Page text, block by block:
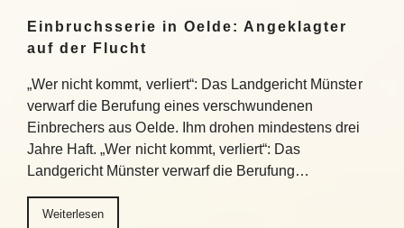
Einbruchsserie in Oelde: Angeklagter
auf der Flucht
„Wer nicht kommt, verliert“: Das Landgericht Münster
verwarf die Berufung eines verschwundenen
Einbrechers aus Oelde. Ihm drohen mindestens drei
Jahre Haft. „Wer nicht kommt, verliert“: Das
Landgericht Münster verwarf die Berufung…
Weiterlesen